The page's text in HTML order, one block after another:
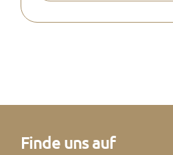
Finde uns auf